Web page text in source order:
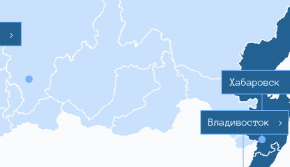
>
Хабаровск
Владивосток >